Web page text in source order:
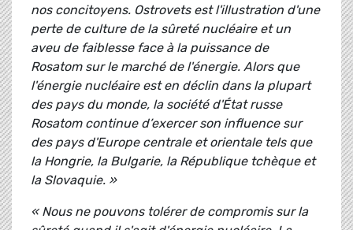
nos concitoyens. Ostrovets est l'illustration d'une
perte de culture de la sûreté nucléaire et un
aveu de faiblesse face à la puissance de
Rosatom sur le marché de l'énergie. Alors que
l'énergie nucléaire est en déclin dans la plupart
des pays du monde, la société d'État russe
Rosatom continue d’exercer son influence sur
des pays d'Europe centrale et orientale tels que
la Hongrie, la Bulgarie, la République tchèque et
la Slovaquie. »
« Nous ne pouvons tolérer de compromis sur la